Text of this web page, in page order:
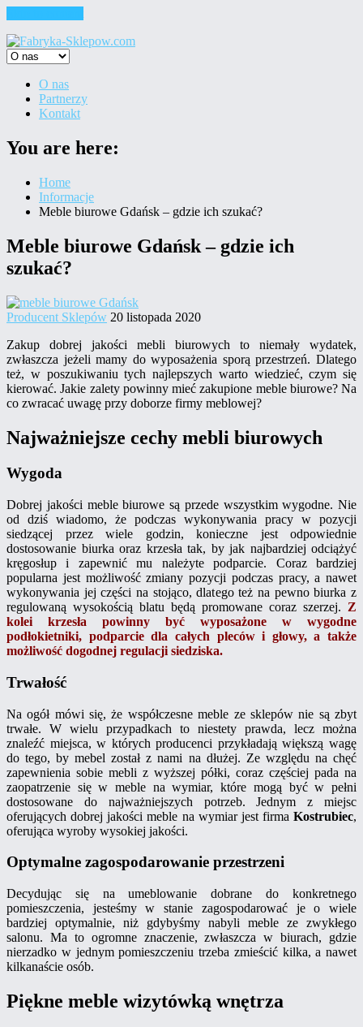
O nas
Partnerzy
Kontakt
You are here:
Home
Informacje
Meble biurowe Gdańsk – gdzie ich szukać?
Meble biurowe Gdańsk – gdzie ich
szukać?
Producent Sklepów 20 listopada 2020
Zakup dobrej jakości mebli biurowych to niemały wydatek,
zwłaszcza jeżeli mamy do wyposażenia sporą przestrzeń. Dlatego
też, w poszukiwaniu tych najlepszych warto wiedzieć, czym się
kierować. Jakie zalety powinny mieć zakupione meble biurowe? Na
co zwracać uwagę przy doborze firmy meblowej?
Najważniejsze cechy mebli biurowych
Wygoda
Dobrej jakości meble biurowe są przede wszystkim wygodne. Nie
od dziś wiadomo, że podczas wykonywania pracy w pozycji
siedzącej przez wiele godzin, konieczne jest odpowiednie
dostosowanie biurka oraz krzesła tak, by jak najbardziej odciążyć
kręgosłup i zapewnić mu należyte podparcie. Coraz bardziej
popularna jest możliwość zmiany pozycji podczas pracy, a nawet
wykonywania jej części na stojąco, dlatego też na pewno biurka z
regulowaną wysokością blatu będą promowane coraz szerzej. Z
kolei krzesła powinny być wyposażone w wygodne
podłokietniki, podparcie dla całych pleców i głowy, a także
możliwość dogodnej regulacji siedziska.
Trwałość
Na ogół mówi się, że współczesne meble ze sklepów nie są zbyt
trwałe. W wielu przypadkach to niestety prawda, lecz można
znaleźć miejsca, w których producenci przykładają większą wagę
do tego, by mebel został z nami na dłużej. Ze względu na chęć
zapewnienia sobie mebli z wyższej półki, coraz częściej pada na
zaopatrzenie się w meble na wymiar, które mogą być w pełni
dostosowane do najważniejszych potrzeb. Jednym z miejsc
oferujących dobrej jakości meble na wymiar jest firma Kostrubiec,
oferująca wyroby wysokiej jakości.
Optymalne zagospodarowanie przestrzeni
Decydując się na umeblowanie dobrane do konkretnego
pomieszczenia, jesteśmy w stanie zagospodarować je o wiele
bardziej optymalnie, niż gdybyśmy nabyli meble ze zwykłego
salonu. Ma to ogromne znaczenie, zwłaszcza w biurach, gdzie
nierzadko w jednym pomieszczeniu trzeba zmieścić kilka, a nawet
kilkanaście osób.
Piękne meble wizytówką wnętrza